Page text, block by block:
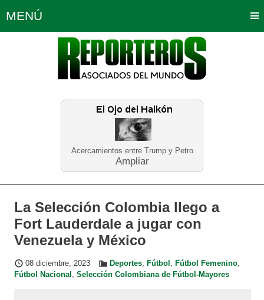
Acercamientos entre Trump y Petro
Ampliar
MENÚ
Política Opinión Bogotá
Planeta Tierra Deportes
Educación Neira
La Selección Colombia llego a
Fort Lauderdale a jugar con
Venezuela y México
08 diciembre, 2023 Deportes, Fútbol , Fútbol Femenino,
Fútbol Nacional , Selección Colombiana de Fútbol-Mayores